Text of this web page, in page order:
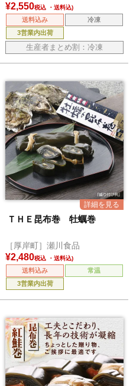
¥2,550税込
送料込み
冷凍
3営業内出荷
生産者まとめ割：冷凍
ＴＨＥ昆布巻 牡蠣巻
［厚岸町］瀬川食品
¥2,480税込
送料込み
常温
3営業内出荷